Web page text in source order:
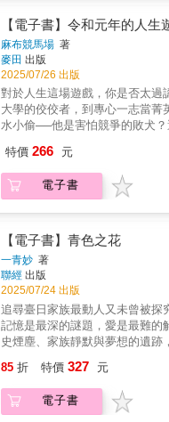
要有薪水領，要做什麼，老實說
而且我對什麼成長、自我實現都
了，我想在這家超級大公司受到
障，在總務部之類的部門做著不
基本工作，每個月吸取其他同事
潤，每天準時下班去皇居慢跑。
是這樣說，結果就被錄取了。換
也是肯定了我的人生藍圖吧！」
太怕受傷的「Z世代使用說明書
人生？──是漫不經心、大腦空無
人欽佩的認真神情持續向前跑的
原地透徹思考、高談闊論，最終
裡也去不了的人？ 你，願意忍受
獨？ 從小讀書考試追求唯一的標
追求亮眼名次、一流學校、有用
為追求一份「好工作」──人人不
套遊戲規則嗎？出身菁英大學的
作只要完成該做的事、不被開除
時下班即可，絕不加班。他是真
餘的努力？還是自有一套突破系
輯？面對社長發布給全公司的電
麼他還是費心解決拿下社內年度
他心中還有一把火，燃燒著一個
當昭和世代信仰努力的價值、平
【電子書】令和元年的人生
麻布競馬場 著
麥田 出版
2025/07/26 出版
對於人生這場遊戲，你是否太過
大學的佼佼者，到專心一志當菁
水小偷──他是害怕競爭的敗犬
年輕讀者反應「太過寫實」第二
直木獎決選 最理解世代議題的話
家 小憩（作家）重點就在括號裡
要有薪水領，要做什麼，老實說
而且我對什麼成長、自我實現都
了，我想在這家超級大公司受到
障，在總務部之類的部門做著不
基本工作，每個月吸取其他同事
潤，每天準時下班去皇居慢跑。
是這樣說，結果就被錄取了。換
也是肯定了我的人生藍圖吧！」
太怕受傷的「Z世代使用說明書」
人生？──是漫不經心、大腦空無
人欽佩的認真神情持續向前跑的
特價 266 元
電子書
【電子書】青色之花
一青妙 著
聯經 出版
2025/07/24 出版
追尋臺日家族最動人又未曾被探
記憶是最深的謎題，愛是最難的
史煙塵、家族靜默與夢想的遺跡
半世紀以前，三位青年在臺大教
滿懷理想正義，卻在風起雲湧年
的命運：背棄責任偷渡日本，只
85 折 特價 327 元
電子書